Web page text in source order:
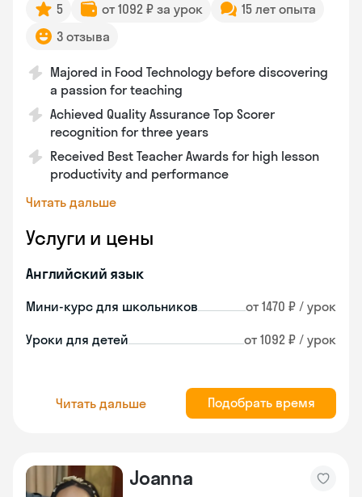
5 от 1092 ₽ за урок
15 лет опыта
3 отзыва
Majored in Food Technology before discovering
a passion for teaching
Achieved Quality Assurance Top Scorer
recognition for three years
Received Best Teacher Awards for high lesson
productivity and performance
Читать дальше
Услуги и цены
Английский язык
Мини-курс для школьников от 1470 ₽ / урок
Уроки для детей от 1092 ₽ / урок
Читать дальше Подобрать время
Joanna